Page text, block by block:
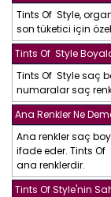
Tints Of Style,
son tüketici için
Tints Of Style
Tints Of Style saç
numaralar saç
Ana Renkler Ne
Ana renkler saç
ifade eder. Tints Of
ana renklerdir.
Tints Of Style'nin